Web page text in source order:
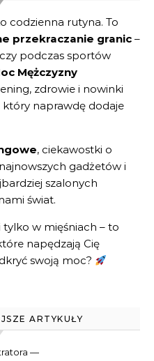
codzienna rutyna. To
przekraczanie granic –
podczas sportów
Mężczyzny
zdrowie i nowinki
naprawdę dodaje
, ciekawostki o
gadżetów i
szalonych
świat.
tylko w mięśniach – to
napędzają Cię
swoją moc?
ARTYKUŁY
—